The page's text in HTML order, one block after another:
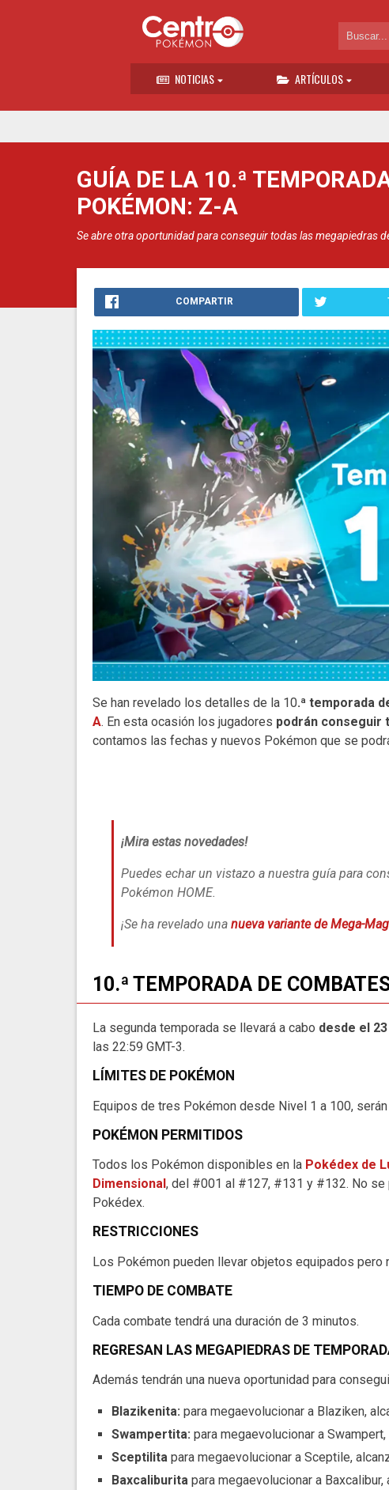
NOTICIAS ARTÍCULOS
GUÍA DE LA 10.ª
POKÉMON: Z-A
Se abre otra oportunidad para conseguir todas las megapiedras
COMPARTIR
Se han revelado los detalles de la 10.ª temporada
A. En esta ocasión los jugadores podrán conseguir
contamos las fechas y nuevos Pokémon que se
¡Mira estas novedades!
Puedes echar un vistazo a nuestra guía para
Pokémon HOME.
¡Se ha revelado una nueva variante de Mega-
10.ª TEMPORADA DE
La segunda temporada se llevará a cabo desde el
las 22:59 GMT-3.
LÍMITES DE POKÉMON
Equipos de tres Pokémon desde Nivel 1 a 100,
POKÉMON PERMITIDOS
Todos los Pokémon disponibles en la Pokédex de
Dimensional , del #001 al #127, #131 y #132. No se
Pokédex.
RESTRICCIONES
Los Pokémon pueden llevar objetos equipados
TIEMPO DE COMBATE
Cada combate tendrá una duración de 3 minutos.
REGRESAN LAS MEGAPIEDRAS DE
Además tendrán una nueva oportunidad para
Blazikenita: para megaevolucionar a Blaziken,
Swampertita: para megaevolucionar a
Sceptilita para megaevolucionar a Sceptile,
Baxcaliburita para megaevolucionar a Baxcalibur,